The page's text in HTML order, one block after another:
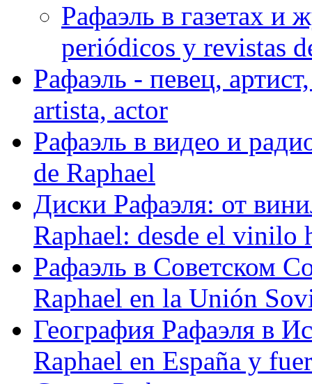
Рафаэль в газетах и
periódicos y revistas
Рафаэль - певец,
artista, actor
Рафаэль в видео и
de Raphael
Диски Рафаэля: от
Raphael: desde el vinilo
Рафаэль в Советском
Raphael en la Unión
География Рафаэля в
Raphael en España y